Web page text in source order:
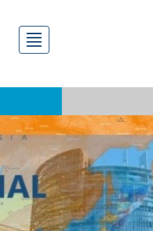
Menú